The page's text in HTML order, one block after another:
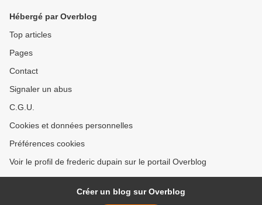
Hébergé par Overblog
Top articles
Pages
Contact
Signaler un abus
C.G.U.
Cookies et données personnelles
Préférences cookies
Voir le profil de frederic dupain sur le portail Overblog
Créer un blog sur Overblog